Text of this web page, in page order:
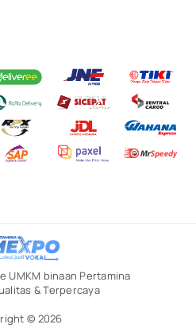
UMKM binaan Pertamina
& Terpercaya
© 2026